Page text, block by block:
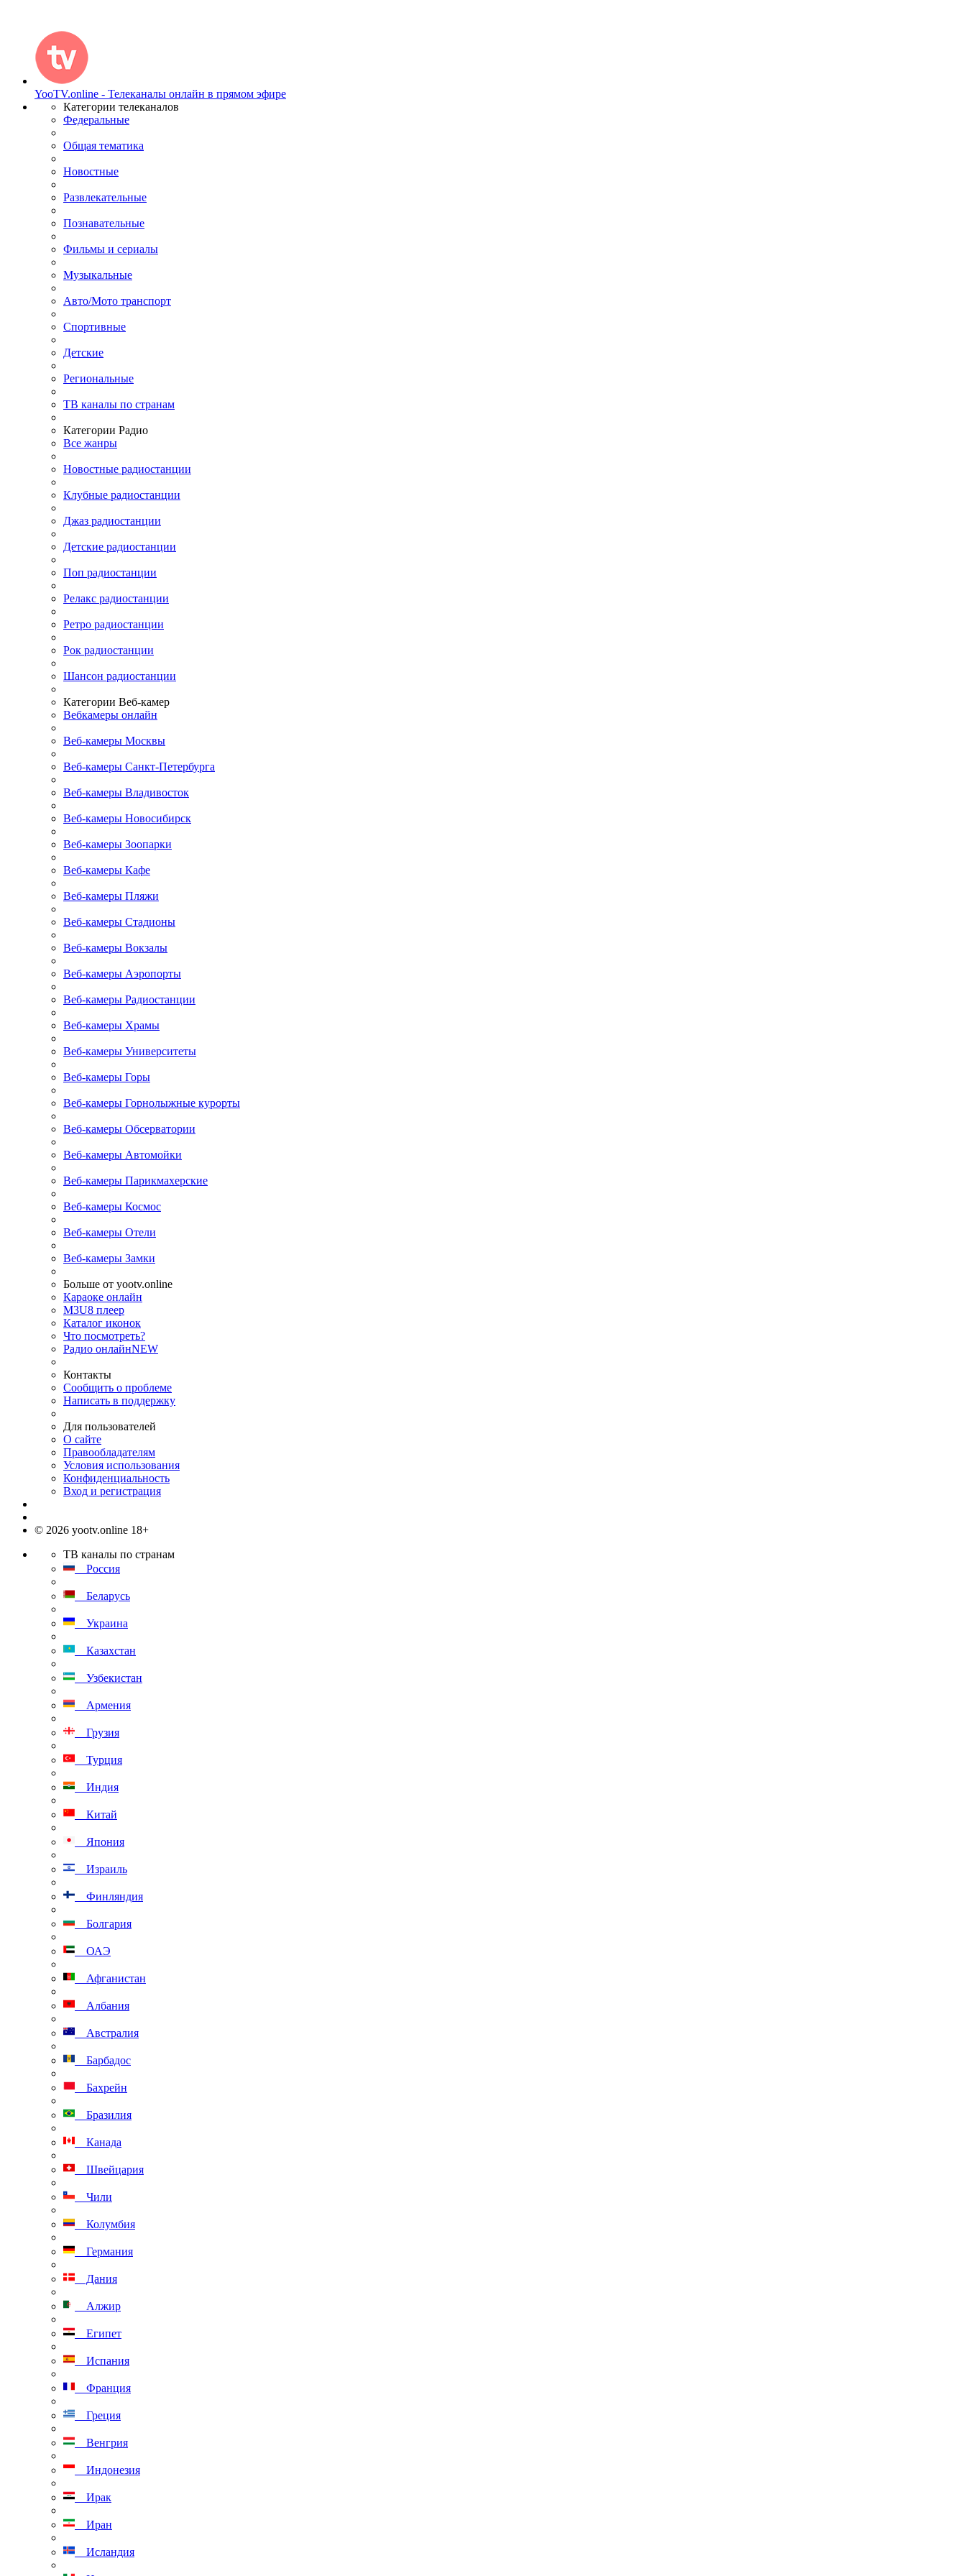
YooTV.online - Телеканалы онлайн в прямом эфире
Категории телеканалов
Федеральные
Общая тематика
Новостные
Развлекательные
Познавательные
Фильмы и сериалы
Музыкальные
Авто/Мото транспорт
Спортивные
Детские
Региональные
ТВ каналы по странам
Категории Радио
Все жанры
Новостные радиостанции
Клубные радиостанции
Джаз радиостанции
Детские радиостанции
Поп радиостанции
Релакс радиостанции
Ретро радиостанции
Рок радиостанции
Шансон радиостанции
Категории Веб-камер
Вебкамеры онлайн
Веб-камеры Москвы
Веб-камеры Санкт-Петербурга
Веб-камеры Владивосток
Веб-камеры Новосибирск
Веб-камеры Зоопарки
Веб-камеры Кафе
Веб-камеры Пляжи
Веб-камеры Стадионы
Веб-камеры Вокзалы
Веб-камеры Аэропорты
Веб-камеры Радиостанции
Веб-камеры Храмы
Веб-камеры Университеты
Веб-камеры Горы
Веб-камеры Горнолыжные курорты
Веб-камеры Обсерватории
Веб-камеры Автомойки
Веб-камеры Парикмахерские
Веб-камеры Космос
Веб-камеры Отели
Веб-камеры Замки
Больше от yootv.online
Караоке онлайн
M3U8 плеер
Каталог иконок
Что посмотреть?
Радио онлайнNEW
Контакты
Сообщить о проблеме
Написать в поддержку
Для пользователей
О сайте
Правообладателям
Условия использования
Конфиденциальность
Вход и регистрация
© 2026 yootv.online 18+
ТВ каналы по странам
Россия
Беларусь
Украина
Казахстан
Узбекистан
Армения
Грузия
Турция
Индия
Китай
Япония
Израиль
Финляндия
Болгария
ОАЭ
Афганистан
Албания
Австралия
Барбадос
Бахрейн
Бразилия
Канада
Швейцария
Чили
Колумбия
Германия
Дания
Алжир
Египет
Испания
Франция
Греция
Венгрия
Индонезия
Ирак
Иран
Исландия